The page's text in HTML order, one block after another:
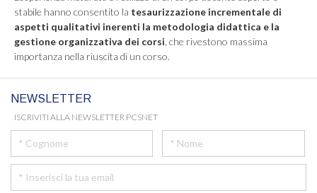
stabile hanno consentito la tesaurizzazione incrementale di
aspetti qualitativi inerenti la metodologia didattica e la
gestione organizzativa dei corsi , che rivestono massima
importanza nella riuscita di un corso.
NEWSLETTER
ISCRIVITI ALLA NEWSLETTER PCSNET